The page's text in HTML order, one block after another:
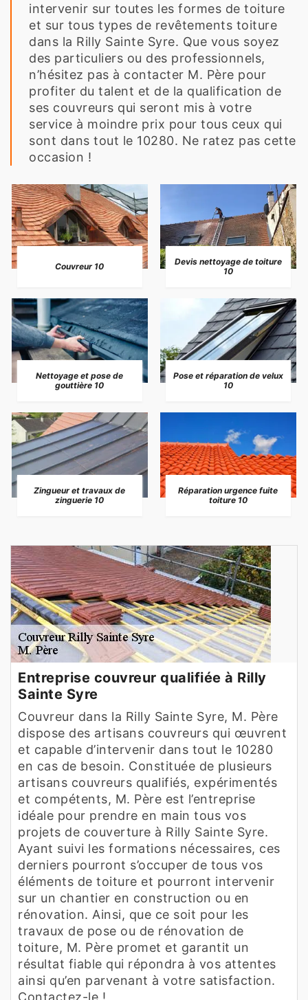
intervenir sur toutes les formes de toiture
et sur tous types de revêtements toiture
dans la Rilly Sainte Syre. Que vous soyez
des particuliers ou des professionnels,
n’hésitez pas à contacter M. Père pour
profiter du talent et de la qualification de
ses couvreurs qui seront mis à votre
service à moindre prix pour tous ceux qui
sont dans tout le 10280. Ne ratez pas cette
occasion !
Couvreur 10
Devis nettoyage de toiture
10
Nettoyage et pose de
gouttière 10
Pose et réparation de velux
10
Zingueur et travaux de
zinguerie 10
Réparation urgence fuite
toiture 10
Entreprise couvreur qualifiée à Rilly
Sainte Syre
Couvreur dans la Rilly Sainte Syre, M. Père
dispose des artisans couvreurs qui œuvrent
et capable d’intervenir dans tout le 10280
en cas de besoin. Constituée de plusieurs
artisans couvreurs qualifiés, expérimentés
et compétents, M. Père est l’entreprise
idéale pour prendre en main tous vos
projets de couverture à Rilly Sainte Syre.
Ayant suivi les formations nécessaires, ces
derniers pourront s’occuper de tous vos
éléments de toiture et pourront intervenir
sur un chantier en construction ou en
rénovation. Ainsi, que ce soit pour les
travaux de pose ou de rénovation de
toiture, M. Père promet et garantit un
résultat fiable qui répondra à vos attentes
ainsi qu’en parvenant à votre satisfaction.
Contactez-le !